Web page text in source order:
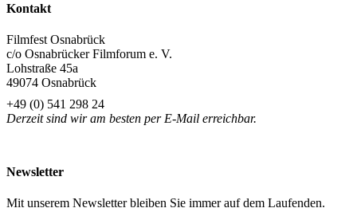
Kontakt
Filmfest Osnabrück
c/o Osnabrücker Filmforum e. V.
Lohstraße 45a
49074 Osnabrück
+49 (0) 541 298 24
Derzeit sind wir am besten per E-Mail erreichbar.
Newsletter
Mit unserem Newsletter bleiben Sie immer auf dem Laufenden.